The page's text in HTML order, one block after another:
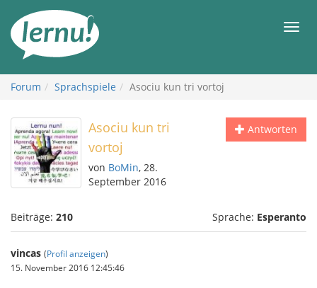
Inhalt
Forum Sprachspiele Asociu kun tri vortoj
Antworten
Asociu kun tri
vortoj
von BoMin, 28.
September 2016
Beiträge: 210 Sprache: Esperanto
vincas (Profil anzeigen)
15. November 2016 12:45:46